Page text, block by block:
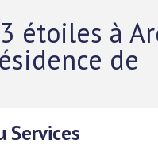
étoiles à
de
Services